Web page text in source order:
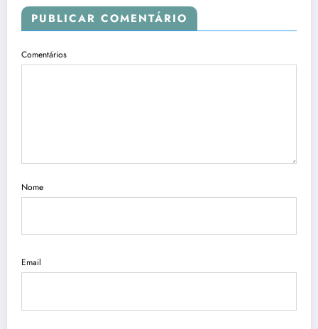
PUBLICAR COMENTÁRIO
Comentários
Nome
Email